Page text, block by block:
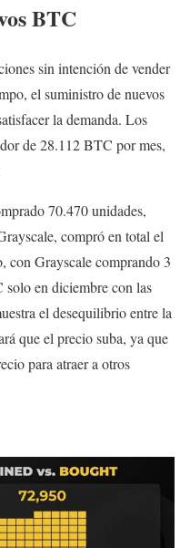
BTC
sin intención de vender
el suministro de nuevos
la demanda. Los
de 28.112 BTC por mes,
70.470 unidades,
compró en total el
con Grayscale comprando 3
solo en diciembre con las
el desequilibrio entre la
que el precio suba, ya que
para atraer a otros